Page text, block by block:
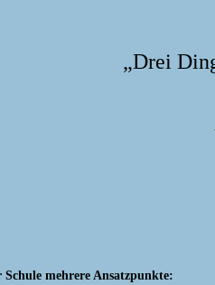
„Drei
mehrere Ansatzpunkte: